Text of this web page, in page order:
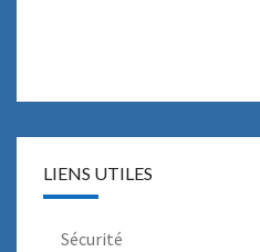
LIENS UTILES
Sécurité